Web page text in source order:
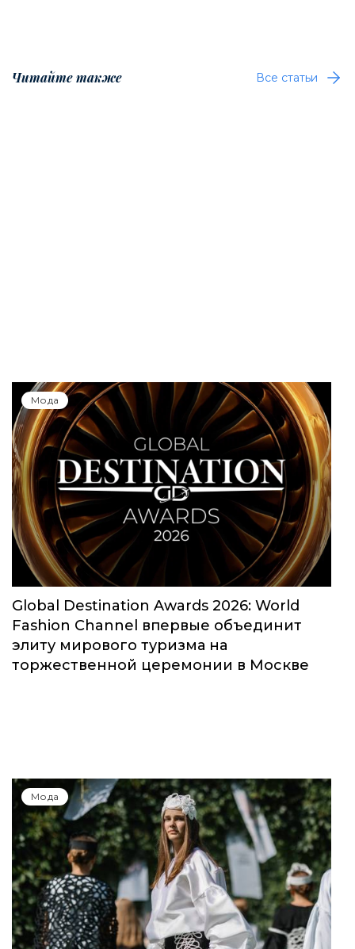
Читайте также Все статьи
Мода
Global Destination Awards 2026: World
Fashion Channel впервые объединит
элиту мирового туризма на
торжественной церемонии в Москве
Мода